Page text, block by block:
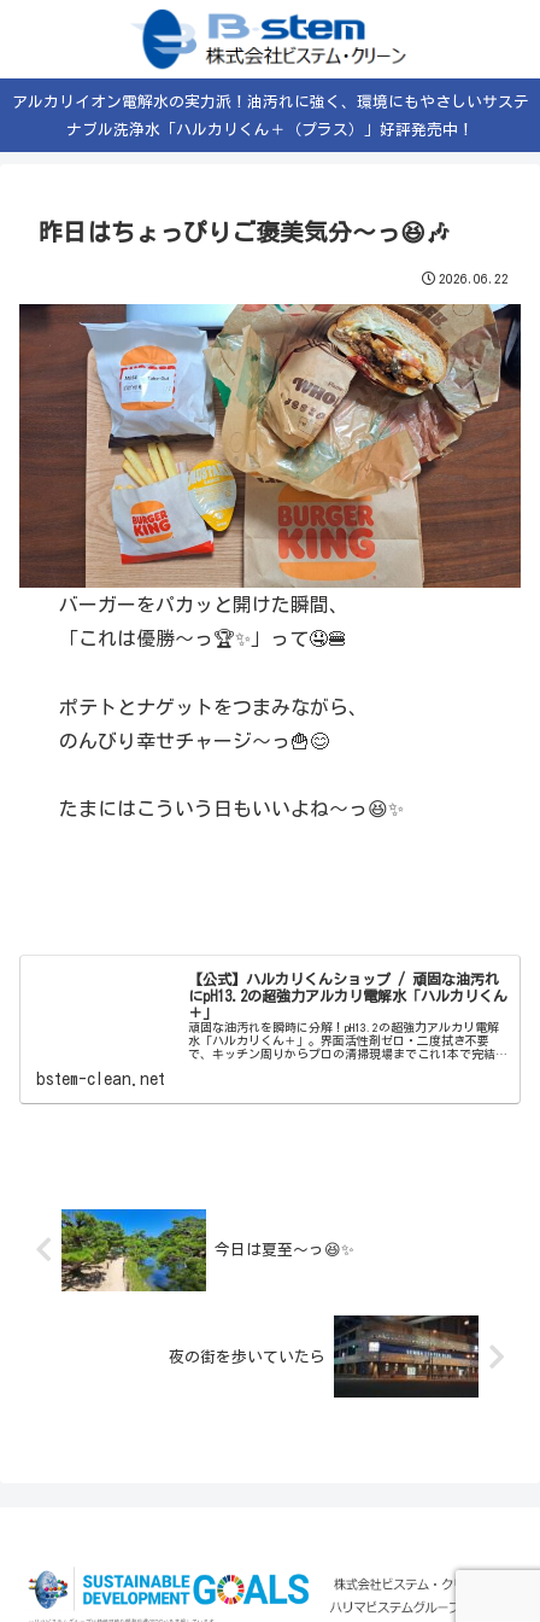
アルカリイオン電解水の実力派！油汚れに強く、環境にもやさしいサステ
ナブル洗浄水「ハルカリくん＋（プラス）」好評発売中！
昨日はちょっぴりご褒美気分〜っ😆🎶
2026.06.22
バーガーをパカッと開けた瞬間、
「これは優勝〜っ🏆✨」って🤤🍔
ポテトとナゲットをつまみながら、
のんびり幸せチャージ〜っ🍟😊
たまにはこういう日もいいよね〜っ😆✨
【公式】ハルカリくんショップ / 頑固な油汚れ
にpH13.2の超強力アルカリ電解水「ハルカリくん
＋」
頑固な油汚れを瞬時に分解！pH13.2の超強力アルカリ電解
水「ハルカリくん＋」。界面活性剤ゼロ・二度拭き不要
で、キッチン周りからプロの清掃現場までこれ1本で完結。
bstem-clean.net
今日は夏至〜っ😆✨
夜の街を歩いていたら